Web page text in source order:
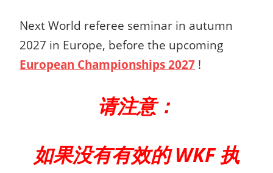
Next World referee seminar in autumn
2027 in Europe, before the upcoming
European Championships 2027 !
请注意：
如果没有有效的 WKF 执